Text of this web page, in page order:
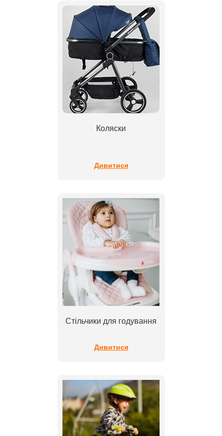
Коляски
Дивитися
Стільчики для годування
Дивитися